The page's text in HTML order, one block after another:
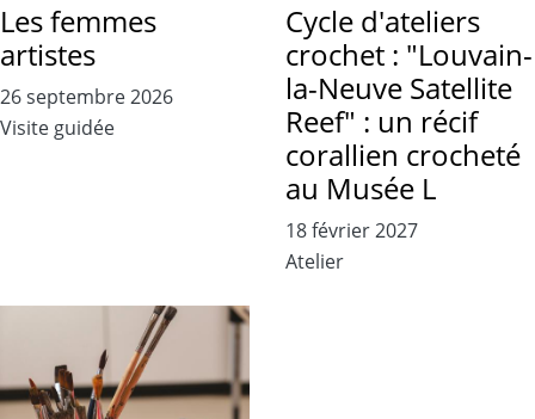
Les femmes
artistes
26 septembre 2026
Visite guidée
Cycle d'ateliers
crochet : "Louvain-
la-Neuve Satellite
Reef" : un récif
corallien crocheté
au Musée L
18 février 2027
Atelier